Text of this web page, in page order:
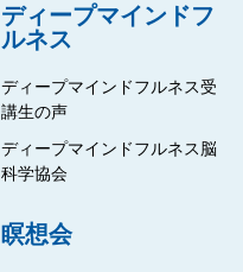
ディープマインドフ
ルネス
ディープマインドフルネス受
講生の声
ディープマインドフルネス脳
科学協会
瞑想会